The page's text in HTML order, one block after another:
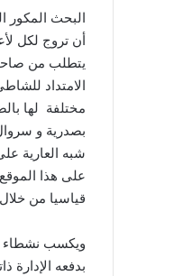
البحث المكور
أن تروج لكل
يتطلب من
الامتداد
مختلفة لها
بصدرية و
شبه العارية
على هذا
قياسيا من
ويكسب نشطاء
بدفعه